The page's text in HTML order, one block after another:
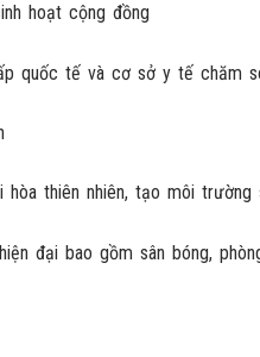
hoạt cộng đồng
thiên nhiên, tạo môi